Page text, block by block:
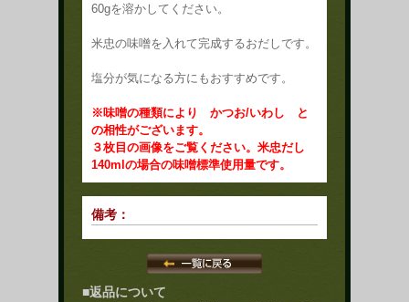
60gを溶かしてください。
米忠の味噌を入れて完成するおだしです。
塩分が気になる方にもおすすめです。
※味噌の種類により かつお/いわし と
の相性がございます。
３枚目の画像をご覧ください。米忠だし
140mlの場合の味噌標準使用量です。
備考：
■返品について